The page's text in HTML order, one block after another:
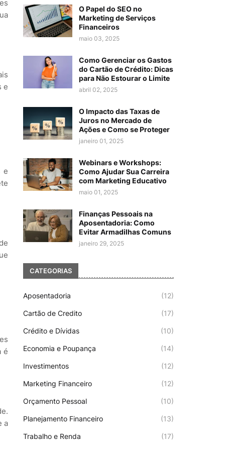
e
e
é
a
O Papel do SEO no
Marketing de Serviços
Financeiros
maio 03, 2025
Como Gerenciar os Gastos
do Cartão de Crédito: Dicas
para Não Estourar o Limite
abril 02, 2025
O Impacto das Taxas de
Juros no Mercado de
Ações e Como se Proteger
janeiro 01, 2025
Webinars e Workshops:
Como Ajudar Sua Carreira
com Marketing Educativo
maio 01, 2025
Finanças Pessoais na
Aposentadoria: Como
Evitar Armadilhas Comuns
janeiro 29, 2025
CATEGORIAS
Aposentadoria (12)
Cartão de Credito (17)
Crédito e Dívidas (10)
Economia e Poupança (14)
Investimentos (12)
Marketing Financeiro (12)
Orçamento Pessoal (10)
Planejamento Financeiro (13)
Trabalho e Renda (17)